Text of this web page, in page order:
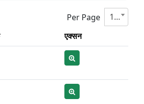
Per Page
10
एक्सन